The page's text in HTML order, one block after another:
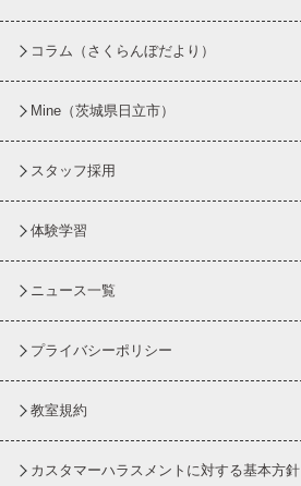
コラム （さくらんぼだより）
Mine（茨城県日立市）
スタッフ採用
体験学習
ニュース一覧
プライバシーポリシー
教室規約
カスタマーハラスメントに対する基本方針